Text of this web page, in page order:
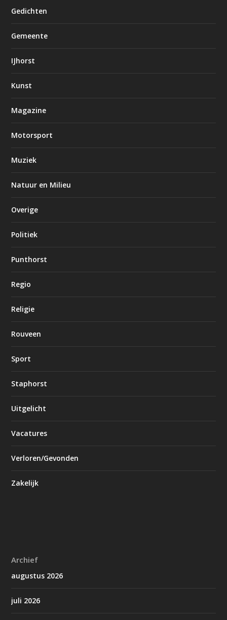
Gedichten
Gemeente
IJhorst
Kunst
Magazine
Motorsport
Muziek
Natuur en Milieu
Overige
Politiek
Punthorst
Regio
Religie
Rouveen
Sport
Staphorst
Uitgelicht
Vacatures
Verloren/Gevonden
Zakelijk
Archief
augustus 2026
juli 2026